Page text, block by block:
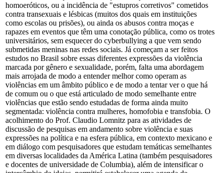
homoeróticos, ou a incidência de "estupros corretivos" cometidos
contra transexuais e lésbicas (muitos dos quais em instituições
como escolas ou prisões), ou ainda os abusos contra moças e
rapazes em eventos que têm uma conotação pública, como os trotes
universitários, sem esquecer do cyberbullying a que vem sendo
submetidas meninas nas redes sociais. Já começam a ser feitos
estudos no Brasil sobre essas diferentes expressões da violência
marcada por gênero e sexualidade, porém, falta uma abordagem
mais arrojada de modo a entender melhor como operam as
violências em um âmbito público e de modo a tentar ver o que há
de comum ou o que está articulado de modo semelhante entre
violências que estão sendo estudadas de forma ainda muito
segmentada: violência contra mulheres, homofobia e transfobia. O
acolhimento do Prof. Claudio Lomnitz para as atividades de
discussão de pesquisas em andamento sobre violência e suas
expressões na política e na esfera pública, em contexto mexicano e
em diálogo com pesquisadores que estudam temáticas semelhantes
em diversas localidades da América Latina (também pesquisadores
e docentes de universidade de Columbia), além de intensificar o